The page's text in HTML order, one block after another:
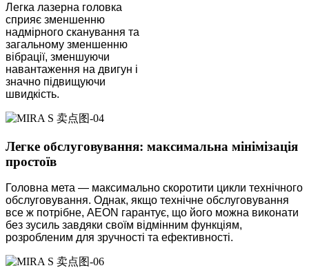
Легка лазерна головка
сприяє зменшенню
надмірного сканування та
загальному зменшенню
вібрації, зменшуючи
навантаження на двигун і
значно підвищуючи
швидкість.
Легке обслуговування: максимальна мінімізація
простоїв
Головна мета — максимально скоротити цикли технічного
обслуговування. Однак, якщо технічне обслуговування
все ж потрібне, AEON гарантує, що його можна виконати
без зусиль завдяки своїм відмінним функціям,
розробленим для зручності та ефективності.